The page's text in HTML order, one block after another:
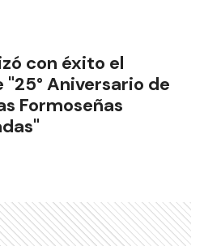
con éxito el
Aniversario de
Formoseñas